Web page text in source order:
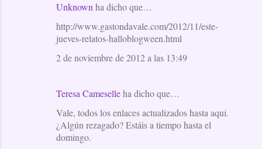
Unknown ha dicho que…
http://www.gastondavale.com/2012/11/este-
jueves-relatos-halloblogween.html
2 de noviembre de 2012 a las 13:49
Teresa Cameselleha dicho que…
Vale, todos los enlaces actualizados hasta aquí.
¿Algún rezagado? Estáis a tiempo hasta el
domingo.